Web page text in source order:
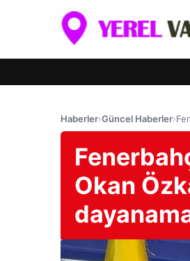
Haberler›Güncel Haberler›
Okan